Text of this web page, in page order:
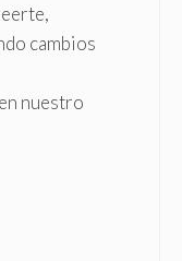
cambios
nuestro